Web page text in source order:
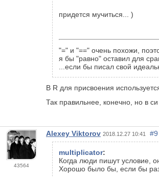
придется мучиться... )
"=" и "==" очень похожи,
я бы "равно" оставил для
...если бы писал свой
В R для присвоения
Так правильнее, конечно, но в
43564
Alexey Viktorov 2018.12.27 10:41 #9
multiplicator:
Когда люди пишут условие,
Хорошо было бы, если бы